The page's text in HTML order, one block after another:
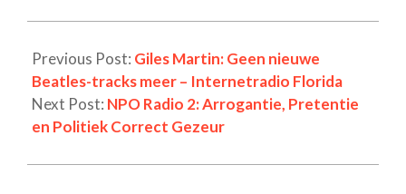
Previous Post: Giles Martin: Geen nieuwe
Beatles-tracks meer – Internetradio Florida
Next Post: NPO Radio 2: Arrogantie, Pretentie
en Politiek Correct Gezeur